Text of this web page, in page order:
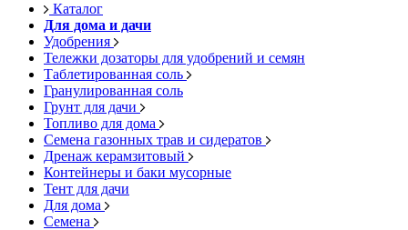
Каталог
Для дома и дачи
Удобрения
Тележки дозаторы для удобрений и семян
Таблетированная соль
Гранулированная соль
Грунт для дачи
Топливо для дома
Семена газонных трав и сидератов
Дренаж керамзитовый
Контейнеры и баки мусорные
Тент для дачи
Для дома
Семена